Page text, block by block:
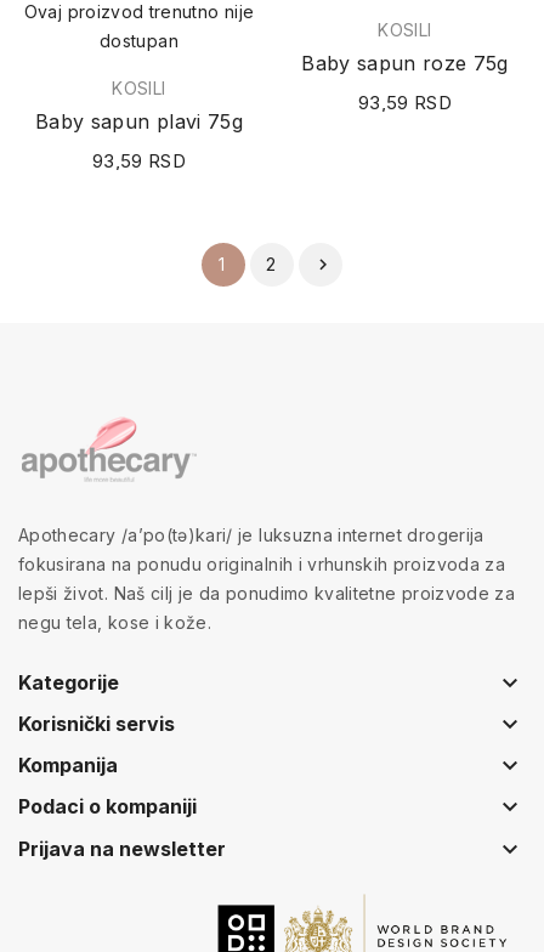
Ovaj proizvod trenutno nije
dostupan
KOSILI
Baby sapun plavi 75g
93,59 RSD
KOSILI
Baby sapun roze 75g
93,59 RSD
1 2 
Apothecary /a’po(tə)kari/ je luksuzna internet drogerija
fokusirana na ponudu originalnih i vrhunskih proizvoda za
lepši život. Naš cilj je da ponudimo kvalitetne proizvode za
negu tela, kose i kože.
Kategorije keyboard_arrow_down
Korisnički servis keyboard_arrow_down
Kompanija keyboard_arrow_down
Podaci o kompaniji keyboard_arrow_down
Prijava na newsletter keyboard_arrow_down